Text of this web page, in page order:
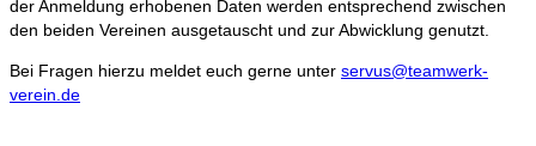
der Anmeldung erhobenen Daten werden entsprechend zwischen
den beiden Vereinen ausgetauscht und zur Abwicklung genutzt.
Bei Fragen hierzu meldet euch gerne unter servus@teamwerk-
verein.de